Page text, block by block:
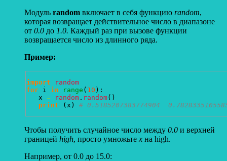
Модуль random включает в себя функцию random,
которая возвращает действительное число в диапазоне
от 0.0 до 1.0. Каждый раз при вызове функции
возвращается число из длинного ряда.
Пример:
import
random
for i in range ( 10 ) :
   x
= random . random( )
print
( x ) # 0.5185207383774904
Чтобы получить случайное число между 0.0 и верхней
границей high, просто умножьте x на high.
Например, от 0.0 до 15.0: